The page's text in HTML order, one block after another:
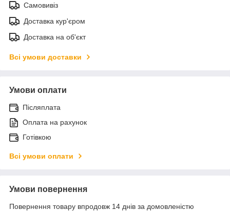
Самовивіз
Доставка кур'єром
Доставка на об'єкт
Всі умови доставки
Умови оплати
Післяплата
Оплата на рахунок
Готівкою
Всі умови оплати
Умови повернення
Повернення товару впродовж 14 днів за домовленістю